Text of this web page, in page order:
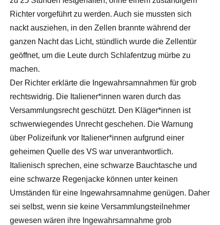
Richter vorgeführt zu werden. Auch sie mussten sich
nackt ausziehen, in den Zellen brannte während der
ganzen Nacht das Licht, stündlich wurde die Zellentür
geöffnet, um die Leute durch Schlafentzug mürbe zu
machen.
Der Richter erklärte die Ingewahrsamnahmen für grob
rechtswidrig. Die Italiener*innen waren durch das
Versammlungsrecht geschützt. Den Kläger*innen ist
schwerwiegendes Unrecht geschehen. Die Warnung
über Polizeifunk vor Italiener*innen aufgrund einer
geheimen Quelle des VS war unverantwortlich.
Italienisch sprechen, eine schwarze Bauchtasche und
eine schwarze Regenjacke können unter keinen
Umständen für eine Ingewahrsamnahme genügen. Daher
sei selbst, wenn sie keine Versammlungsteilnehmer
gewesen wären ihre Ingewahrsamnahme grob